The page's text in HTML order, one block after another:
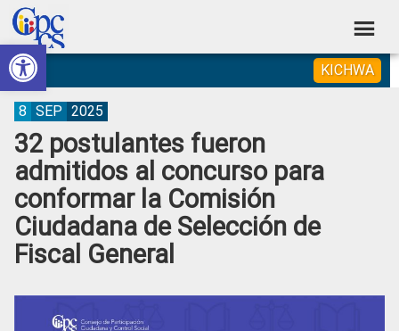
Abrir barra de herramientas
Skip
to
primary
navigation
Skip
to
main
content
Skip
to
primary
sidebar
Skip
to
footer
Consejo
de
Participación
Ciudadana
Control
Social
Construyendo
Poder
Ciudadano
KICHWA
32 postulantes fueron
admitidos al concurso para
conformar la Comisión
Ciudadana de Selección de
Fiscal General
8 SEP 2025